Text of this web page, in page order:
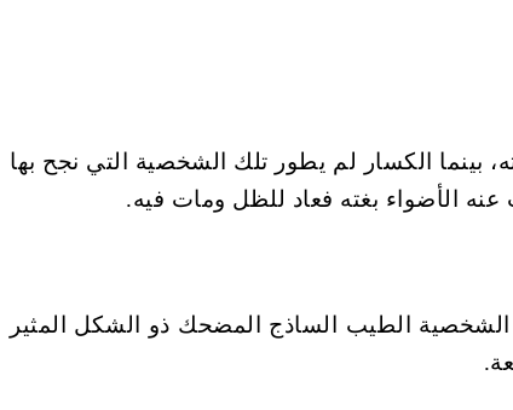
بينما الكسار لم يطور تلك الشخصية التي نجح بها
الأضواء بغته فعاد للظل ومات فيه.
الطيب الساذج المضحك ذو الشكل المثير